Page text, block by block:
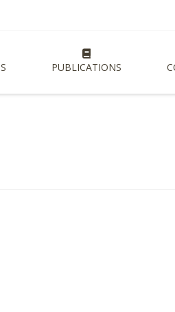
lancement de nouvelles
PUBLICATIONS